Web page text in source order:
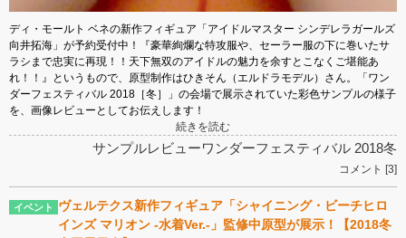
ディ・モールト ベネの新作フィギュア「アイドルマスター シンデレラガールズ
向井拓海」が予約受付中！『豪華絢爛な特攻服や、セーラー服の下に巻いたサ
ラシまで忠実に再現！！天下無双のアイドルの魅力を余すとこなくご堪能あ
れ！！』というもので、原型制作はひきそん（エルドラモデル）さん。「ワン
ダーフェスティバル 2018［冬］」の会場で展示されていた彩色サンプルの様子
を、画像レビューとしてお伝えします！
続きを読む
サンプルレビューワンダーフェスティバル 2018冬
コメント [3]
ヴェルテクス新作フィギュア「シャイニング・ビーチヒロ
インズ マリオン -水着Ver.-」監修中原型が展示！【2018冬